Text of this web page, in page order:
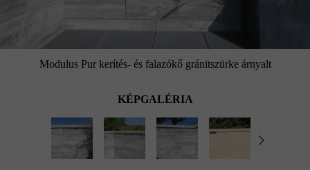
Modulus Pur kerítés- és falazókő gránitszürke árnyalt
KÉPGALÉRIA